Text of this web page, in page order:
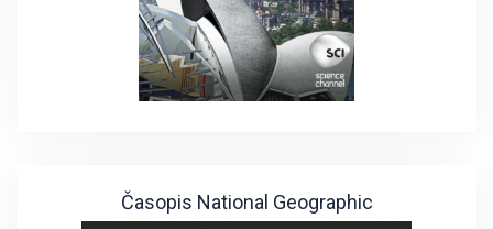
Časopis National Geographic